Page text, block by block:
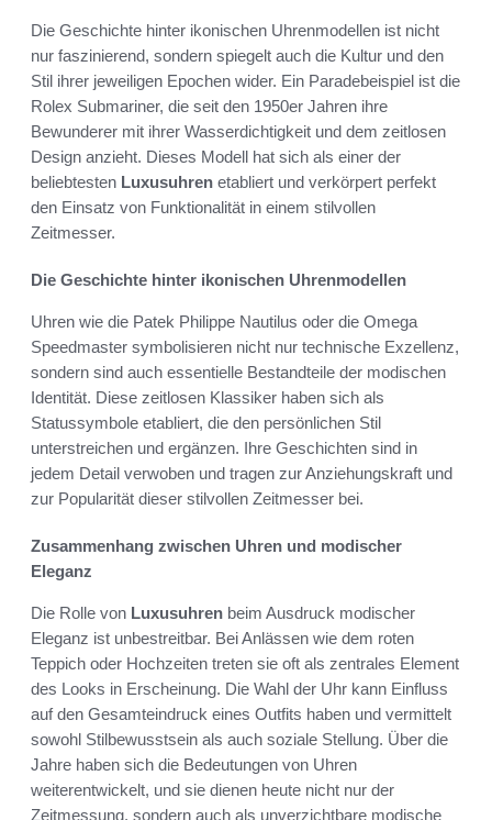
Die Geschichte hinter ikonischen Uhrenmodellen ist nicht
nur faszinierend, sondern spiegelt auch die Kultur und den
Stil ihrer jeweiligen Epochen wider. Ein Paradebeispiel ist die
Rolex Submariner, die seit den 1950er Jahren ihre
Bewunderer mit ihrer Wasserdichtigkeit und dem zeitlosen
Design anzieht. Dieses Modell hat sich als einer der
beliebtesten Luxusuhren etabliert und verkörpert perfekt
den Einsatz von Funktionalität in einem stilvollen
Zeitmesser.
Die Geschichte hinter ikonischen Uhrenmodellen
Uhren wie die Patek Philippe Nautilus oder die Omega
Speedmaster symbolisieren nicht nur technische Exzellenz,
sondern sind auch essentielle Bestandteile der modischen
Identität. Diese zeitlosen Klassiker haben sich als
Statussymbole etabliert, die den persönlichen Stil
unterstreichen und ergänzen. Ihre Geschichten sind in
jedem Detail verwoben und tragen zur Anziehungskraft und
zur Popularität dieser stilvollen Zeitmesser bei.
Zusammenhang zwischen Uhren und modischer
Eleganz
Die Rolle von Luxusuhren beim Ausdruck modischer
Eleganz ist unbestreitbar. Bei Anlässen wie dem roten
Teppich oder Hochzeiten treten sie oft als zentrales Element
des Looks in Erscheinung. Die Wahl der Uhr kann Einfluss
auf den Gesamteindruck eines Outfits haben und vermittelt
sowohl Stilbewusstsein als auch soziale Stellung. Über die
Jahre haben sich die Bedeutungen von Uhren
weiterentwickelt, und sie dienen heute nicht nur der
Zeitmessung, sondern auch als unverzichtbare modische